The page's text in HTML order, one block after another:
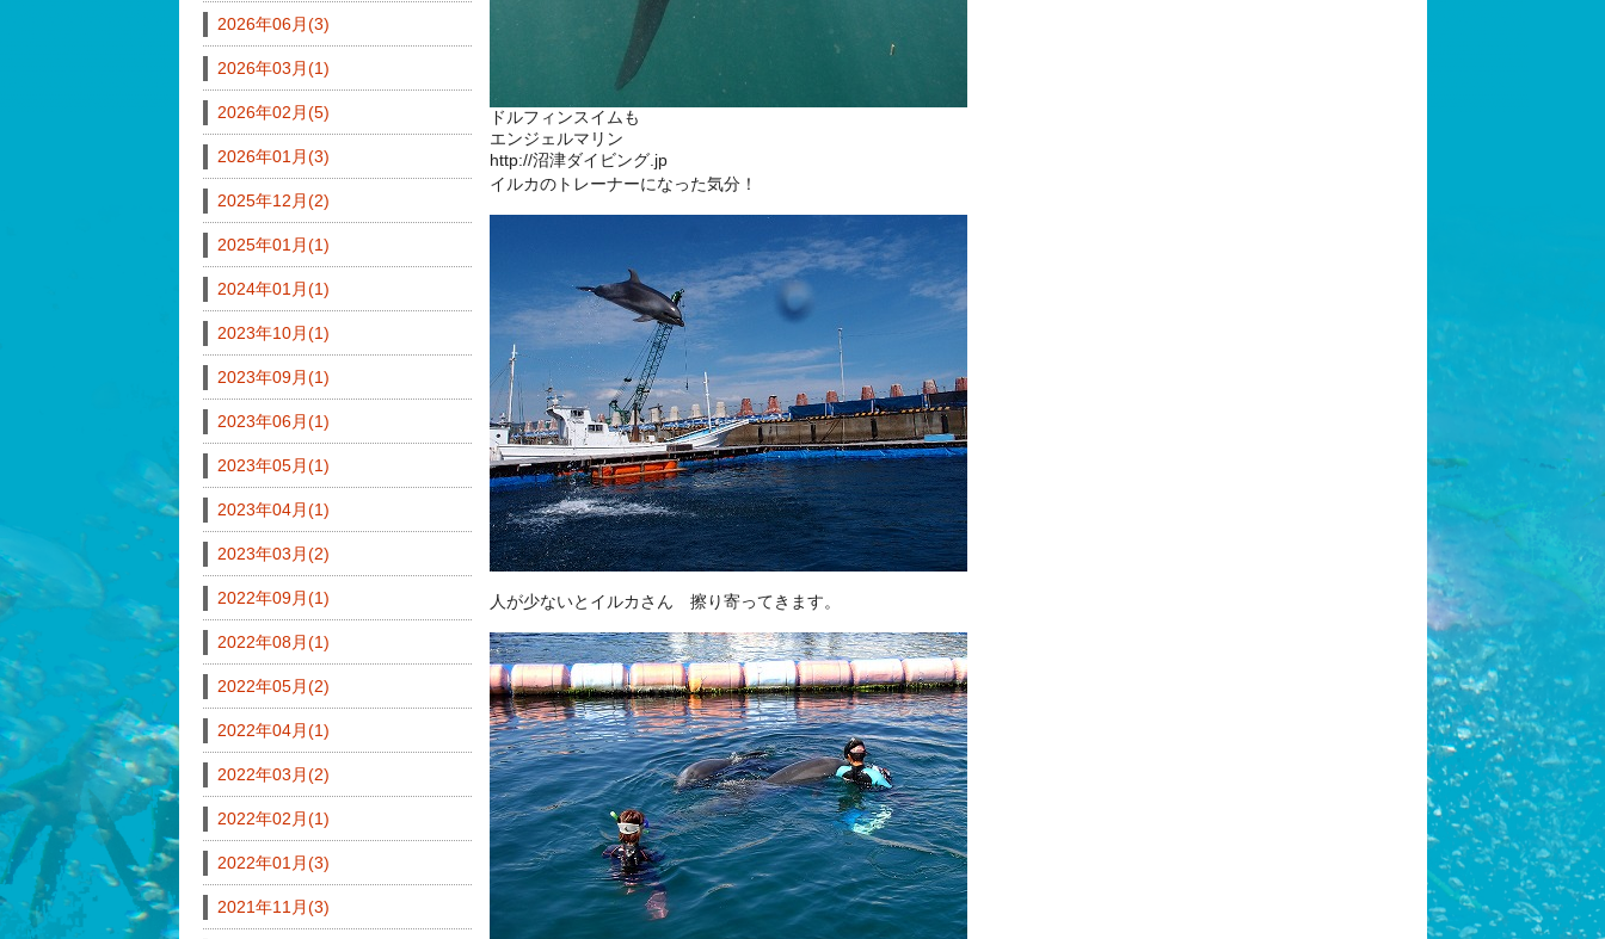
ドルフィンスイムも
エンジェルマリン
http://沼津ダイビング.jp
イルカのトレーナーになった気分！
人が少ないとイルカさん 擦り寄ってきます。
2026年06月(3)
2026年03月(1)
2026年02月(5)
2026年01月(3)
2025年12月(2)
2025年01月(1)
2024年01月(1)
2023年10月(1)
2023年09月(1)
2023年06月(1)
2023年05月(1)
2023年04月(1)
2023年03月(2)
2022年09月(1)
2022年08月(1)
2022年05月(2)
2022年04月(1)
2022年03月(2)
2022年02月(1)
2022年01月(3)
2021年11月(3)